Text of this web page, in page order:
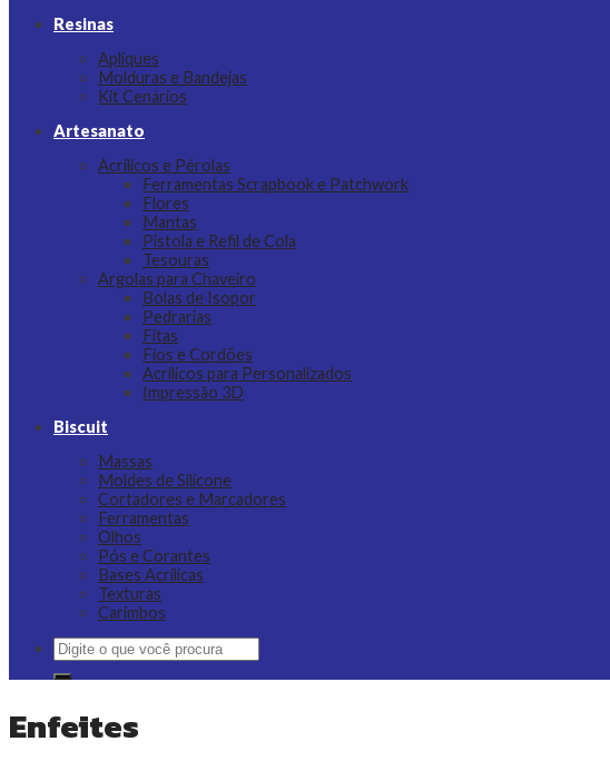
Resinas
Apliques
Molduras e Bandejas
Kit Cenários
Artesanato
Acrílicos e Pérolas
Ferramentas Scrapbook e Patchwork
Flores
Mantas
Pistola e Refil de Cola
Tesouras
Argolas para Chaveiro
Bolas de Isopor
Pedrarias
Fitas
Fios e Cordões
Acrílicos para Personalizados
Impressão 3D
Biscuit
Massas
Moldes de Silicone
Cortadores e Marcadores
Ferramentas
Olhos
Pós e Corantes
Bases Acrílicas
Texturas
Carimbos
Pesquisar
por:
Enfeites